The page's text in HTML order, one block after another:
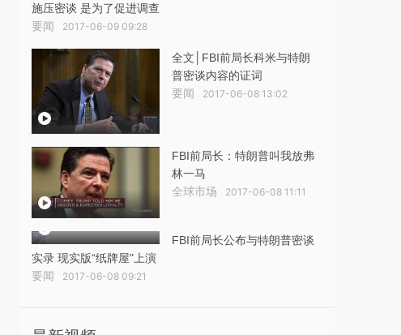
施压密谈 是为了促进调查
要闻 2017-06-09 09:28
全文│FBI前局长科米与特朗
普密谈内容的证词
要闻 2017-06-08 13:02
FBI前局长：特朗普叫我放弗
林一马
全球市场 2017-06-08 11:11
FBI前局长公布与特朗普密谈
实录 现实版“纸牌屋"上演
要闻 2017-06-08 09:21